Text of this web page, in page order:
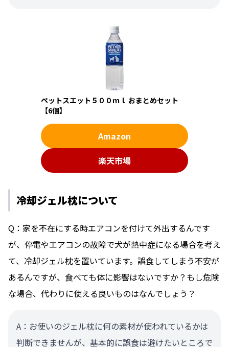
ペットスエット５００ｍｌ おまとめセット
【6個】
Amazon
楽天市場
冷却ジェル枕について
Q：家を不在にする時エアコンを付けて外出するんです
が、停電やエアコンの故障で犬が熱中症になる場合を考え
て、冷却ジェル枕を置いています。誤食してしまう不安が
あるんですが、食べても体に影響はないですか？もし危険
な場合、代わりに使える良いものはなんでしょう？
A：お使いのジェル枕に何の素材が使われているかは
判断できませんが、基本的に誤食は避けたいところで